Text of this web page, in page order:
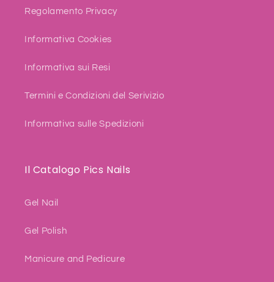
Regolamento Privacy
Informativa Cookies
Informativa sui Resi
Termini e Condizioni del Serivizio
Informativa sulle Spedizioni
Il Catalogo Pics Nails
Gel Nail
Gel Polish
Manicure and Pedicure